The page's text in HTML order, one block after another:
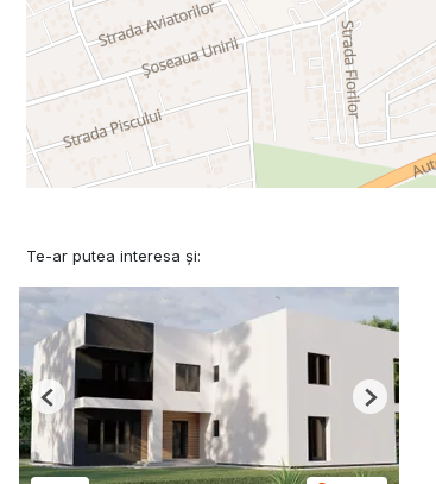
Te-ar putea interesa și:
Previous Next